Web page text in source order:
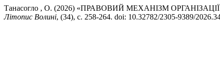
Танасогло , О. (2026) «ПРАВОВИЙ МЕХАНІЗМ
Літопис Волині, (34), с. 258-264. doi: 10.32782/2305-9389/